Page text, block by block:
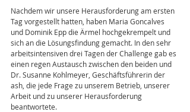
Nachdem wir unsere Herausforderung am ersten
Tag vorgestellt hatten, haben Maria Goncalves
und Dominik Epp die Ärmel hochgekrempelt und
sich an die Lösungsfindung gemacht. In den sehr
arbeitsintensiven drei Tagen der Challenge gab es
einen regen Austausch zwischen den beiden und
Dr. Susanne Kohlmeyer, Geschäftsführerin der
ash, die jede Frage zu unserem Betrieb, unserer
Arbeit und zu unserer Herausforderung
beantwortete.